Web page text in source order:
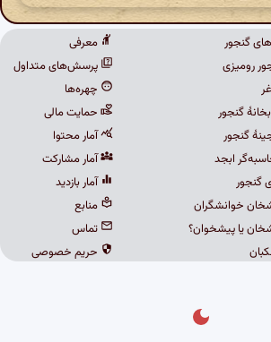
گنجور
رومیزی
گنجور
گنجور
ابجد
گنجور
خوانشگران
یا پیشخوان؟
معرفی
پرسش‌های متداول
چهره‌ها
حمایت مالی
آمار محتوا
آمار مشارکت
آمار بازدید
منابع
تماس
حریم خصوصی